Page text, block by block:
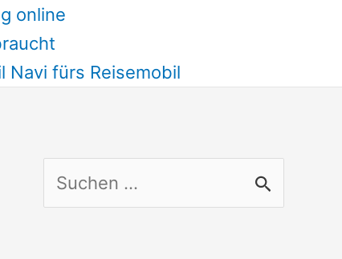
online
Navi fürs Reisemobil
u